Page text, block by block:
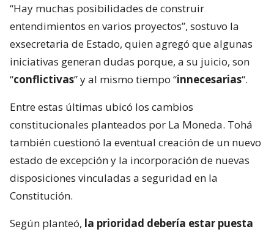
“Hay muchas posibilidades de construir
entendimientos en varios proyectos”, sostuvo la
exsecretaria de Estado, quien agregó que algunas
iniciativas generan dudas porque, a su juicio, son
“conflictivas” y al mismo tiempo “innecesarias“.
Entre estas últimas ubicó los cambios
constitucionales planteados por La Moneda. Tohá
también cuestionó la eventual creación de un nuevo
estado de excepción y la incorporación de nuevas
disposiciones vinculadas a seguridad en la
Constitución.
Según planteó, la prioridad debería estar puesta